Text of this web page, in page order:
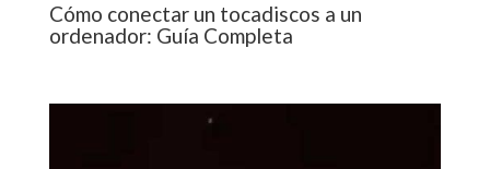
Cómo conectar un tocadiscos a un
ordenador: Guía Completa